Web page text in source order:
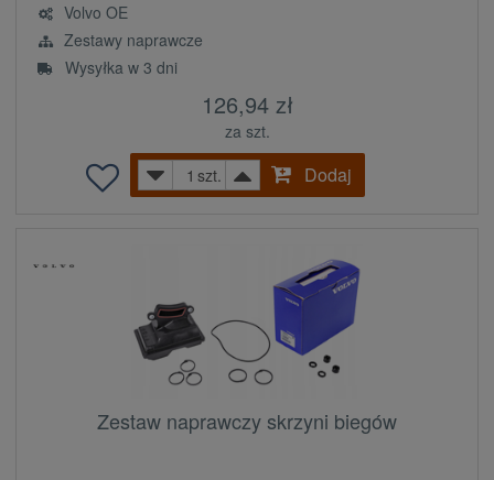
Volvo OE
Zestawy naprawcze
Wysyłka w 3 dni
126,94 zł
za szt.
szt.
Dodaj
Zestaw naprawczy skrzyni biegów